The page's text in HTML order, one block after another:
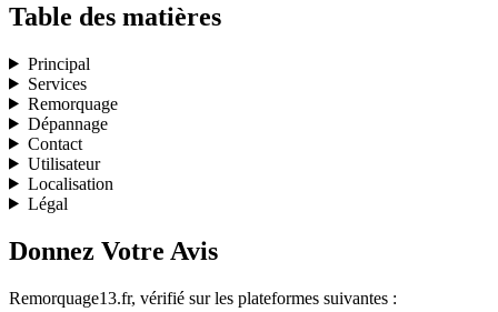
Table des matières
Principal
Services
Remorquage
Dépannage
Contact
Utilisateur
Localisation
Légal
Donnez Votre Avis
Remorquage13.fr, vérifié sur les plateformes suivantes :